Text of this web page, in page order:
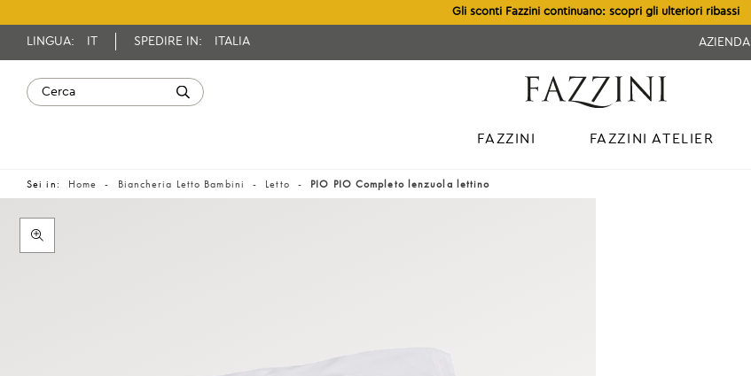
Gli sconti Fazzini continuano: scopri gli ulteriori ribassi
LINGUA: SPEDIRE IN: ITALIA AZIENDA
FAZZINI FAZZINI ATELIER
Sei in: Home Biancheria Letto Bambini Letto PIO PIO Completo lenzuola lettino